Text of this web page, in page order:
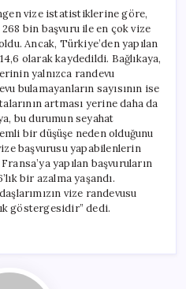
vize istatistiklerine göre,
bin başvuru ile en çok vize
Ancak, Türkiye’den yapılan
olarak kaydedildi. Bağlıkaya,
yalnızca randevu
bulamayanların sayısının ise
artması yerine daha da
bu durumun seyahat
bir düşüşe neden olduğunu
başvurusu yapabilenlerin
yapılan başvuruların
bir azalma yaşandı.
vize randevusu
göstergesidir” dedi.